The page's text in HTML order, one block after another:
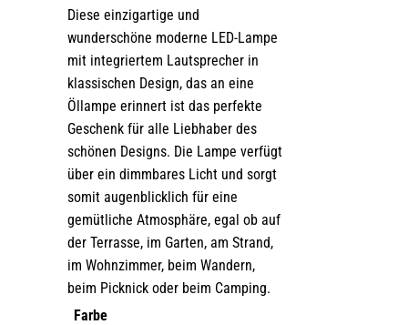
Diese einzigartige und
wunderschöne moderne LED-Lampe
mit integriertem Lautsprecher in
klassischen Design, das an eine
Öllampe erinnert ist das perfekte
Geschenk für alle Liebhaber des
schönen Designs. Die Lampe verfügt
über ein dimmbares Licht und sorgt
somit augenblicklich für eine
gemütliche Atmosphäre, egal ob auf
der Terrasse, im Garten, am Strand,
im Wohnzimmer, beim Wandern,
beim Picknick oder beim Camping.
Farbe